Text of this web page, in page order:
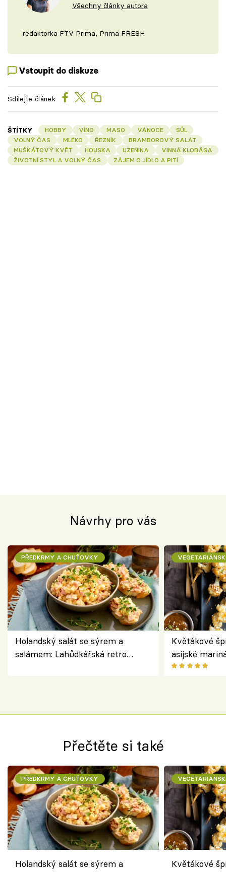
Všechny články autora
redaktorka FTV Prima, Prima FRESH
Vstoupit do diskuze
Sdílejte článek
ŠTÍTKY HOBBY VÍNO MASO VÁNOCE
SŮL
VOLNÝ ČAS
MLÉKO ŘEZNÍK
BRAMBOROVÝ SALÁT
MUŠKÁTOVÝ KVĚT
HOUSKA UZENINA
VINNÁ KLOBÁSA
ŽIVOTNÍ STYL A VOLNÝ ČAS
ZÁJEM O JÍDLO A PITÍ
Návrhy pro vás
PŘEDKRMY A CHUŤOVKY
Holandský salát se sýrem a
salámem: Lahůdkářská retro
Květákové
asijské
chuťovka z
Přečtěte si také
PŘEDKRMY A CHUŤOVKY
Holandský salát se sýrem a
Květákové